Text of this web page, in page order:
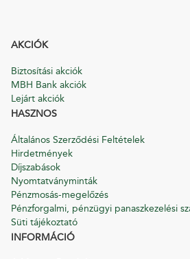
AKCIÓK
Biztosítási akciók
MBH Bank akciók
Lejárt akciók
HASZNOS
Általános Szerződési Feltételek
Hirdetmények
Díjszabások
Nyomtatványminták
Pénzmosás-megelőzés
Pénzforgalmi, pénzügyi panaszkezelési
Süti tájékoztató
INFORMÁCIÓ